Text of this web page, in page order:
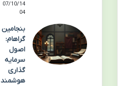
07/10/14
04
بنجامین
گراهام:
اصول
سرمایه
گذاری
هوشمند